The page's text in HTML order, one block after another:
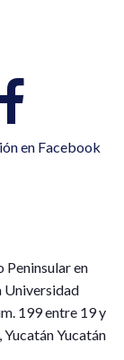
en Facebook
en
Universidad
199 entre 19 y
Yucatán